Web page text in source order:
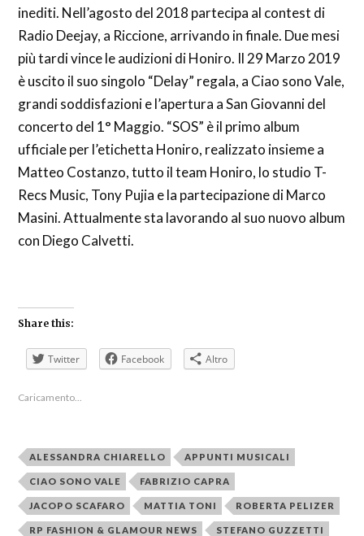
inediti. Nell’agosto del 2018 partecipa al contest di
Radio Deejay, a Riccione, arrivando in finale. Due mesi
più tardi vince le audizioni di Honiro. Il 29 Marzo 2019
è uscito il suo singolo “Delay” regala, a Ciao sono Vale,
grandi soddisfazioni e l’apertura a San Giovanni del
concerto del 1° Maggio. “SOS” è il primo album
ufficiale per l’etichetta Honiro, realizzato insieme a
Matteo Costanzo, tutto il team Honiro, lo studio T-
Recs Music, Tony Pujia e la partecipazione di Marco
Masini. Attualmente sta lavorando al suo nuovo album
con Diego Calvetti.
Share this:
Twitter Facebook Altro
Caricamento...
ALESSANDRA CHIARELLO APPUNTI MUSICALI
CIAO SONO VALE FABRIZIO CAPRA
JACOPO SCAFARO MATTIA TONI ROBERTA PELIZER
RP FASHION & GLAMOUR NEWS STEFANO GUZZETTI